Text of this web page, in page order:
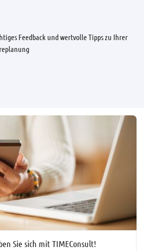
Feedback und wertvolle Tipps zu Ihrer
Sie sich mit TIMEConsult!